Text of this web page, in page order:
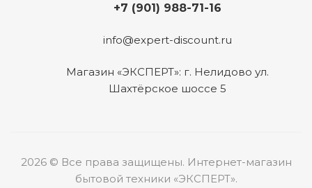
+7 (901) 988-71-16
info@expert-discount.ru
Магазин «ЭКСПЕРТ»: г. Нелидово ул.
Шахтёрское шоссе 5
2026 © Все права защищены. Интернет-магазин
бытовой техники «ЭКСПЕРТ».